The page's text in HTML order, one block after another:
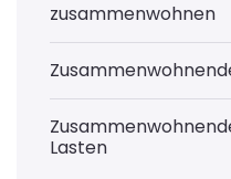
zusammenwohnen
Lasten